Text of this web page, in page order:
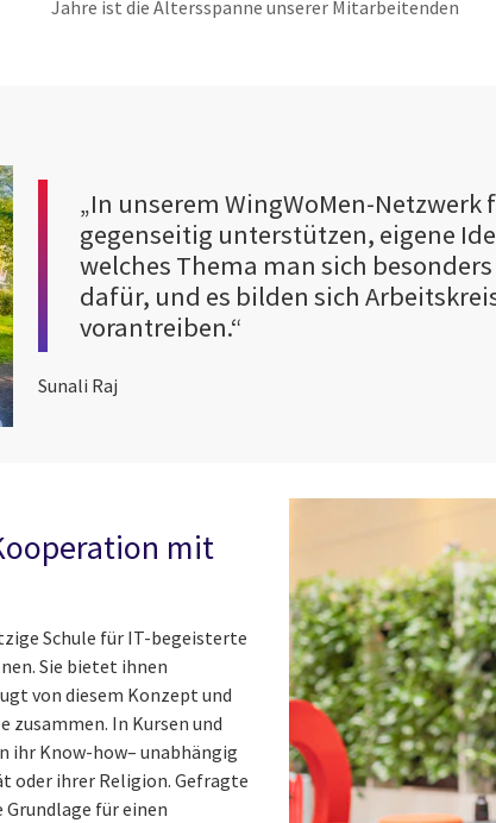
Jahre ist die Altersspanne unserer Mitarbeitenden
„In unserem WingWoMen-
gegenseitig unterstützen, eigene
welches Thema man sich
dafür, und es bilden sich
vorantreiben.“
Sunali Raj
mit
Schule für IT-begeisterte
Sie bietet ihnen
von diesem Konzept und
zusammen. In Kursen und
ihr Know-how– unabhängig
oder ihrer Religion. Gefragte
für einen